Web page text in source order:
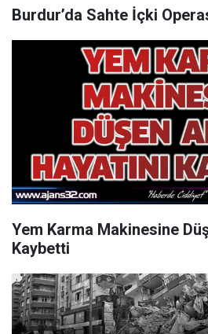
Burdur’da Sahte İçki
Yem Karma Makinesine
Kaybetti